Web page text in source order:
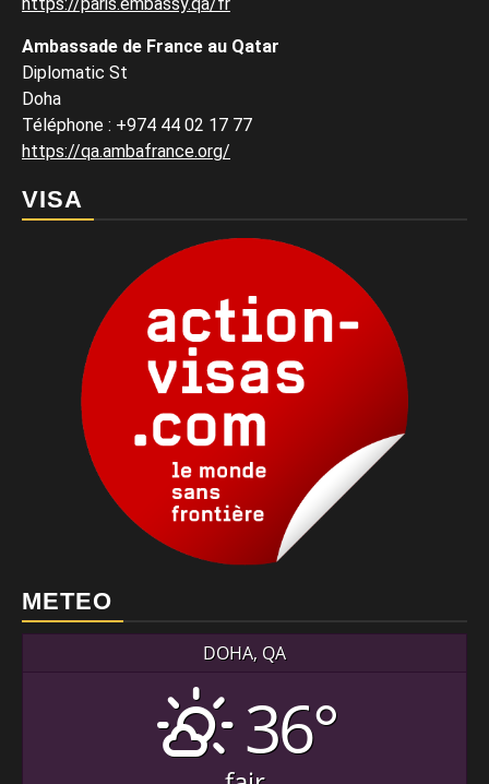
Ambassade de France au Qatar
Diplomatic St
Doha
Téléphone : +974 44 02 17 77
https://qa.ambafrance.org/
VISA
METEO
DOHA, QA
36°